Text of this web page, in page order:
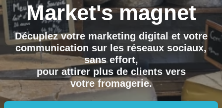
Market's magnet
Décuplez votre marketing digital et votre
communication sur les réseaux sociaux,
sans effort,
pour attirer plus de clients vers
votre fromagerie.